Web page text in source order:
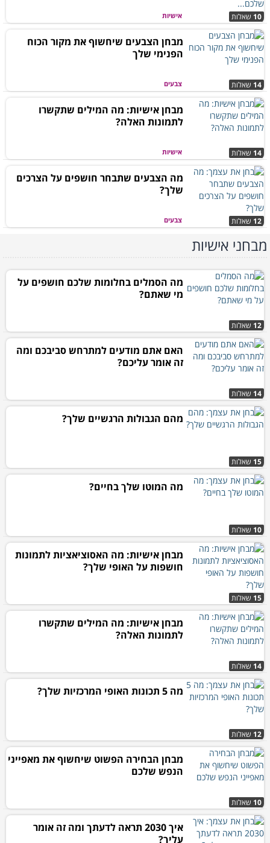
אישיות 10 שאלות
צבעים 14 שאלות
מבחן הצבעים שיחשוף את מקור הכוח
הפנימי שלך
אישיות 14 שאלות
מבחן אישיות: מה המילים שתקשרו
לתמונות האלה?
צבעים 12 שאלות
מה הצבעים שתבחר חושפים על הצרכים
שלך?
מבחני אישיות
12 שאלות
מה הסמלים בחלומות שלכם חושפים על
מי שאתם?
14 שאלות
האם אתם מודעים למתרחש סביבכם ומה
זה אומר עליכם?
15 שאלות
מהם הגבולות הרגשיים שלך?
10 שאלות
מה המוטו שלך בחיים?
15 שאלות
מבחן אישיות: מה האסוציאציות לתמונות
חושפות על האופי שלך?
14 שאלות
מבחן אישיות: מה המילים שתקשרו
לתמונות האלה?
12 שאלות
מה 5 תכונות האופי המרכזיות שלך?
10 שאלות
מבחן הבחירה הפשוט שיחשוף את מאפייני
הנפש שלכם
איך 2030 תראה לדעתך ומה זה אומר
עליך?